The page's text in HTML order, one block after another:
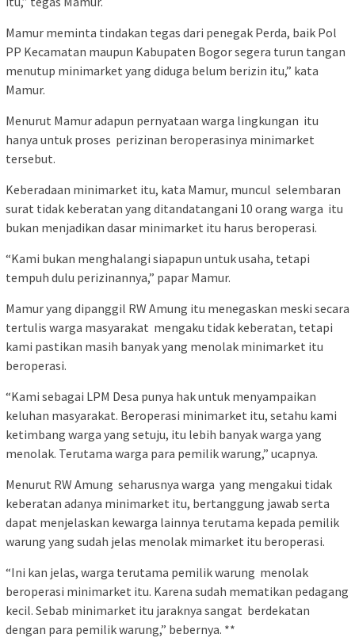
Mamur meminta tindakan tegas dari penegak Perda, baik Pol
PP Kecamatan maupun Kabupaten Bogor segera turun tangan
menutup minimarket yang diduga belum berizin itu,” kata
Mamur.
Menurut Mamur adapun pernyataan warga lingkungan itu
hanya untuk proses perizinan beroperasinya minimarket
tersebut.
Keberadaan minimarket itu, kata Mamur, muncul selembaran
surat tidak keberatan yang ditandatangani 10 orang warga itu
bukan menjadikan dasar minimarket itu harus beroperasi.
“Kami bukan menghalangi siapapun untuk usaha, tetapi
tempuh dulu perizinannya,” papar Mamur.
Mamur yang dipanggil RW Amung itu menegaskan meski secara
tertulis warga masyarakat mengaku tidak keberatan, tetapi
kami pastikan masih banyak yang menolak minimarket itu
beroperasi.
“Kami sebagai LPM Desa punya hak untuk menyampaikan
keluhan masyarakat. Beroperasi minimarket itu, setahu kami
ketimbang warga yang setuju, itu lebih banyak warga yang
menolak. Terutama warga para pemilik warung,” ucapnya.
Menurut RW Amung seharusnya warga yang mengakui tidak
keberatan adanya minimarket itu, bertanggung jawab serta
dapat menjelaskan kewarga lainnya terutama kepada pemilik
warung yang sudah jelas menolak mimarket itu beroperasi.
“Ini kan jelas, warga terutama pemilik warung menolak
beroperasi minimarket itu. Karena sudah mematikan pedagang
kecil. Sebab minimarket itu jaraknya sangat berdekatan
dengan para pemilik warung,” bebernya. **